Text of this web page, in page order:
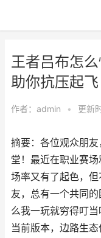
王者吕布怎
助你抗压起飞
作者： admin • 更新
摘要：各位观众朋
堂！最近在职业赛
场率又有了起色，
友，总有一个共同
么我一玩就穷得叮
当前版本，边路生